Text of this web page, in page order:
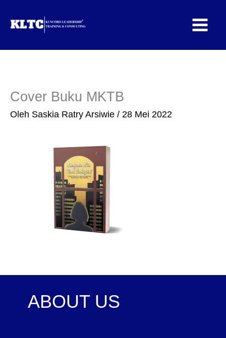
Cover Buku MKTB
Oleh Saskia Ratry Arsiwie / 28 Mei 2022
ABOUT US